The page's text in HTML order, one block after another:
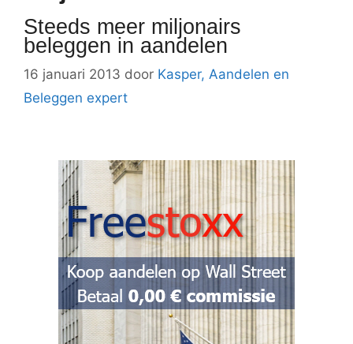
Steeds meer miljonairs
beleggen in aandelen
16 januari 2013 door Kasper, Aandelen en
Beleggen expert